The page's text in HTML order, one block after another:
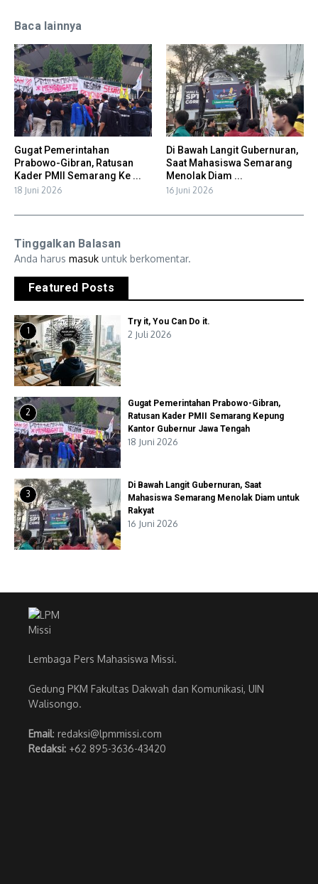
Baca lainnya
Gugat Pemerintahan
Prabowo-Gibran, Ratusan
Kader PMII Semarang Ke ...
18 Juni 2026
Di Bawah Langit Gubernuran,
Saat Mahasiswa Semarang
Menolak Diam ...
16 Juni 2026
Tinggalkan Balasan
Anda harus masuk untuk berkomentar.
Featured Posts
1
Try it, You Can Do it.
2 Juli 2026
2
Gugat Pemerintahan Prabowo-Gibran,
Ratusan Kader PMII Semarang Kepung
Kantor Gubernur Jawa Tengah
18 Juni 2026
3
Di Bawah Langit Gubernuran, Saat
Mahasiswa Semarang Menolak Diam untuk
Rakyat
16 Juni 2026
Lembaga Pers Mahasiswa Missi.
Gedung PKM Fakultas Dakwah dan Komunikasi, UIN
Walisongo.
Email: redaksi@lpmmissi.com
Redaksi: +62 895-3636-43420